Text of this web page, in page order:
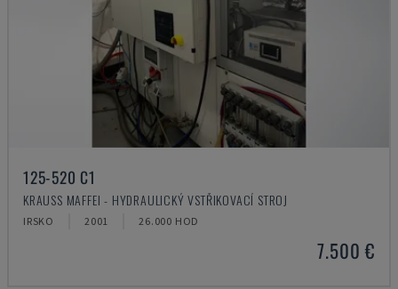
125-520 C1
KRAUSS MAFFEI - HYDRAULICKÝ VSTŘIKOVACÍ STROJ
IRSKO 2001 26.000 HOD
7.500 €